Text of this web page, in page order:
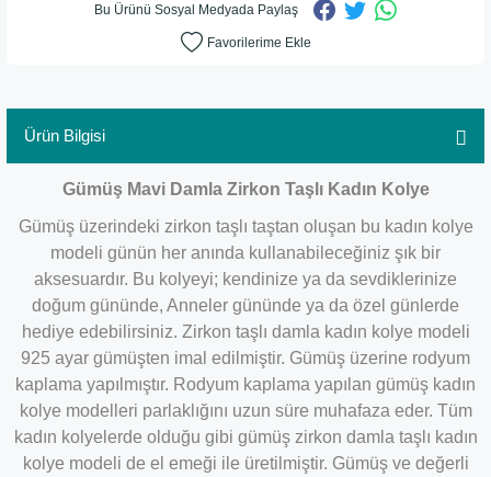
Bu Ürünü Sosyal Medyada Paylaş
Ürün Bilgisi
Gümüş Mavi Damla Zirkon Taşlı Kadın Kolye
Gümüş üzerindeki zirkon taşlı taştan oluşan bu kadın kolye
modeli günün her anında kullanabileceğiniz şık bir
aksesuardır. Bu kolyeyi; kendinize ya da sevdiklerinize
doğum gününde, Anneler gününde ya da özel günlerde
hediye edebilirsiniz. Zirkon taşlı damla kadın kolye modeli
925 ayar gümüşten imal edilmiştir. Gümüş üzerine rodyum
kaplama yapılmıştır. Rodyum kaplama yapılan gümüş kadın
kolye modelleri parlaklığını uzun süre muhafaza eder. Tüm
kadın kolyelerde olduğu gibi gümüş zirkon damla taşlı kadın
kolye modeli de el emeği ile üretilmiştir. Gümüş ve değerli